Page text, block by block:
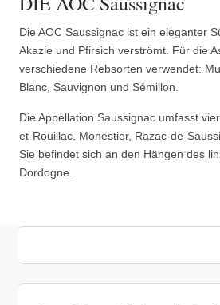
Die AOC Saussignac ist ein eleganter
Akazie und Pfirsich verströmt. Für die
verschiedene Rebsorten verwendet:
Blanc, Sauvignon und Sémillon.
Die Appellation Saussignac umfasst
et-Rouillac, Monestier, Razac-de-
Sie befindet sich an den Hängen des
Dordogne.